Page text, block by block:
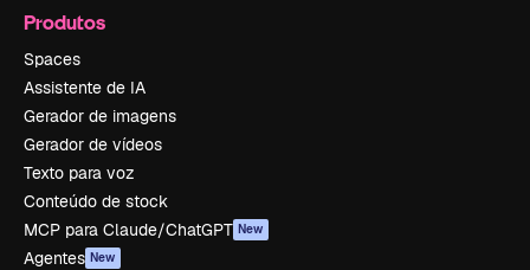
Produtos
Spaces
Assistente de IA
Gerador de imagens
Gerador de vídeos
Texto para voz
Conteúdo de stock
MCP para Claude/ChatGPT New
Agentes New